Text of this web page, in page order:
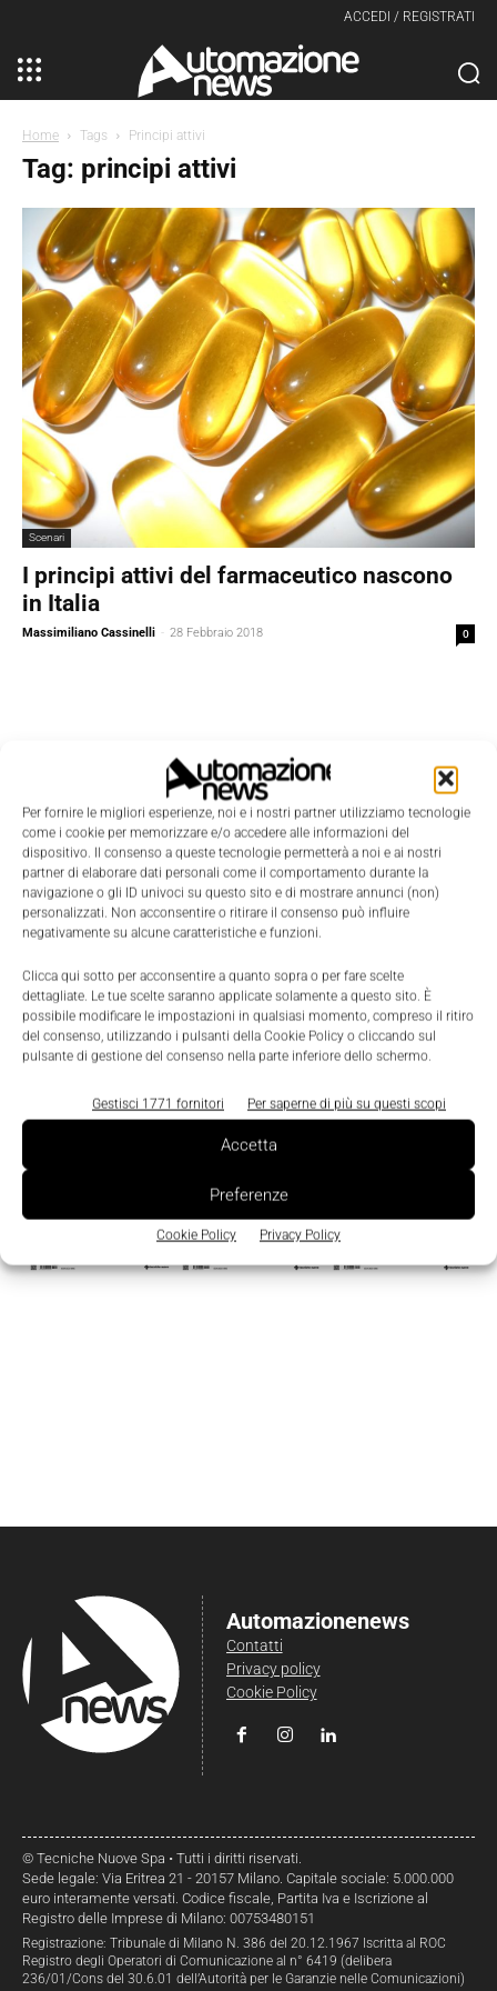
Per fornire le migliori esperienze, noi e i nostri partner utilizziamo tecnologie
come i cookie per memorizzare e/o accedere alle informazioni del
dispositivo. Il consenso a queste tecnologie permetterà a noi e ai nostri
partner di elaborare dati personali come il comportamento durante la
navigazione o gli ID univoci su questo sito e di mostrare annunci (non)
personalizzati. Non acconsentire o ritirare il consenso può influire
negativamente su alcune caratteristiche e funzioni.
Clicca qui sotto per acconsentire a quanto sopra o per fare scelte
dettagliate. Le tue scelte saranno applicate solamente a questo sito. È
possibile modificare le impostazioni in qualsiasi momento, compreso il ritiro
del consenso, utilizzando i pulsanti della Cookie Policy o cliccando sul
pulsante di gestione del consenso nella parte inferiore dello schermo.
Gestisci 1771 fornitori Per saperne di più su questi scopi
Accetta
Preferenze
Cookie Policy Privacy Policy
ACCEDI / REGISTRATI
Home Tags Principi attivi
Tag: principi attivi
Scenari
I principi attivi del farmaceutico nascono
in Italia
Massimiliano Cassinelli - 28 Febbraio 2018 0
Edicola
Automazionenews
Contatti
Privacy policy
Cookie Policy
© Tecniche Nuove Spa • Tutti i diritti riservati.
Sede legale: Via Eritrea 21 - 20157 Milano. Capitale sociale: 5.000.000
euro interamente versati. Codice fiscale, Partita Iva e Iscrizione al
Registro delle Imprese di Milano: 00753480151
Registrazione: Tribunale di Milano N. 386 del 20.12.1967 Iscritta al ROC
Registro degli Operatori di Comunicazione al n° 6419 (delibera
236/01/Cons del 30.6.01 dell’Autorità per le Garanzie nelle Comunicazioni)